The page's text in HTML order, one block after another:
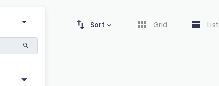
Sort Grid List